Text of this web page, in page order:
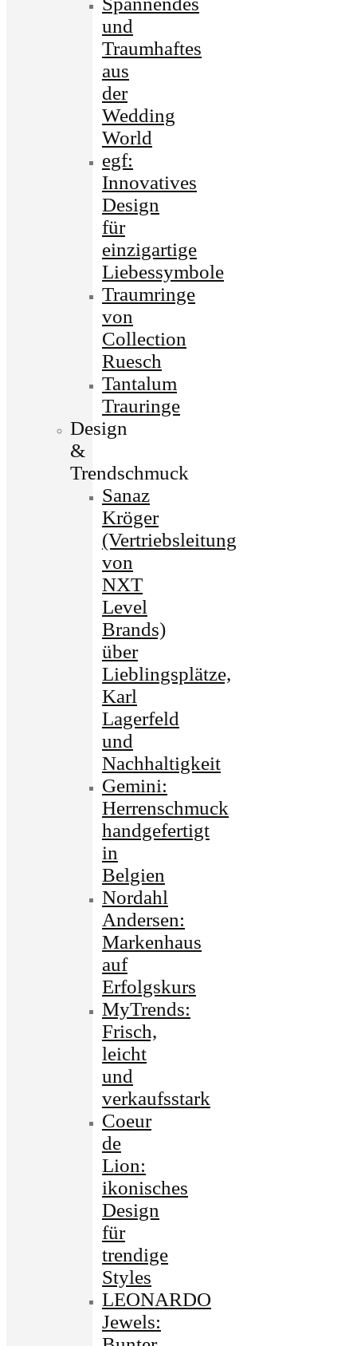
und
Traumhaftes
aus
der
Wedding
World
egf:
Innovatives
Design
für
einzigartige
Liebessymbole
Traumringe
von
Collection
Ruesch
Tantalum
Trauringe
Design
&
Trendschmuck
Sanaz
Kröger
(Vertriebsleitung
von
NXT
Level
Brands)
über
Lieblingsplätze,
Karl
Lagerfeld
und
Nachhaltigkeit
Gemini:
Herrenschmuck
handgefertigt
in
Belgien
Nordahl
Andersen:
Markenhaus
auf
Erfolgskurs
MyTrends:
Frisch,
leicht
und
verkaufsstark
Coeur
de
Lion:
ikonisches
Design
für
trendige
Styles
LEONARDO
Jewels: